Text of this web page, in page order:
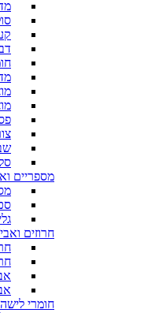
מספריים
חרוזים
חומרי לישה